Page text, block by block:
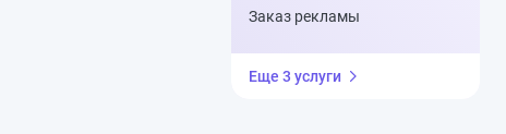
Заказ рекламы
Еще 3 услуги